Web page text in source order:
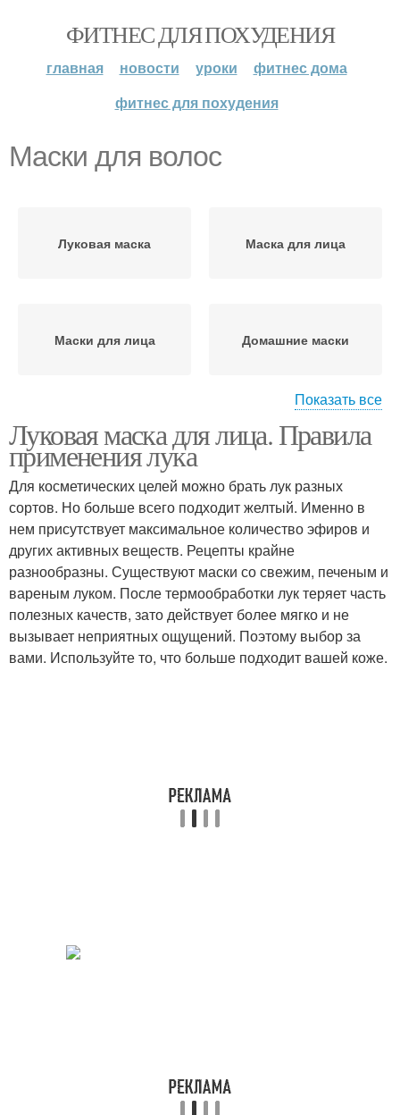
ФИТНЕС ДЛЯ ПОХУДЕНИЯ
главная новости уроки
фитнес дома
фитнес для похудения
Маски для волос
Луковая маска Маска для лица
Маски для лица Домашние маски
Маска из лука Маска для волос
Луковые маски Маски из лука
Показать все
Луковая маска для лица. Правила
применения лука
Для косметических целей можно брать лук разных
сортов. Но больше всего подходит желтый. Именно в
нем присутствует максимальное количество эфиров и
других активных веществ. Рецепты крайне
разнообразны. Существуют маски со свежим, печеным и
вареным луком. После термообработки лук теряет часть
полезных качеств, зато действует более мягко и не
вызывает неприятных ощущений. Поэтому выбор за
вами. Используйте то, что больше подходит вашей коже.